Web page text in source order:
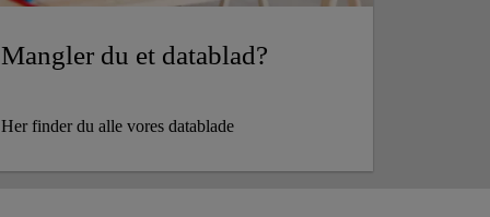
Mangler du et datablad?
Her finder du alle vores datablade